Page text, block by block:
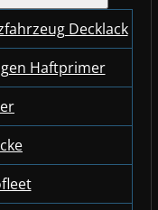
Decklack
Haftprimer